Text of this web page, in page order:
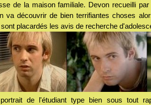
de la maison familiale. Devon recueilli
va découvrir de bien terrifiantes choses
placardés les avis de recherche
de l'étudiant type bien sous tout